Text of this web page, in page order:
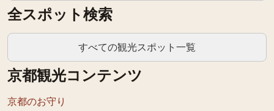
全スポット検索
すべての観光スポット一覧
京都観光コンテンツ
京都のお守り